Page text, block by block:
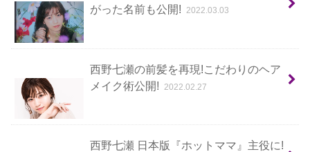
がった名前も公開!
2022.03.03
西野七瀬の前髪を再現!こだわりのヘア
メイク術公開!
2022.02.27
西野七瀬 日本版『ホットママ』主役に!